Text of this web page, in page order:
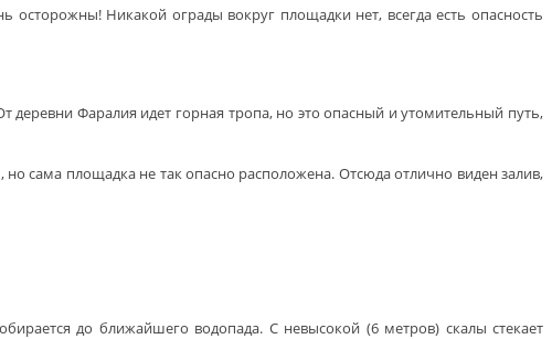
осторожны! Никакой ограды вокруг площадки нет, всегда есть опасность
Фаралия идет горная тропа, но это опасный и утомительный путь,
сама площадка не так опасно расположена. Отсюда отлично виден залив,
до ближайшего водопада. С невысокой (6 метров) скалы стекает